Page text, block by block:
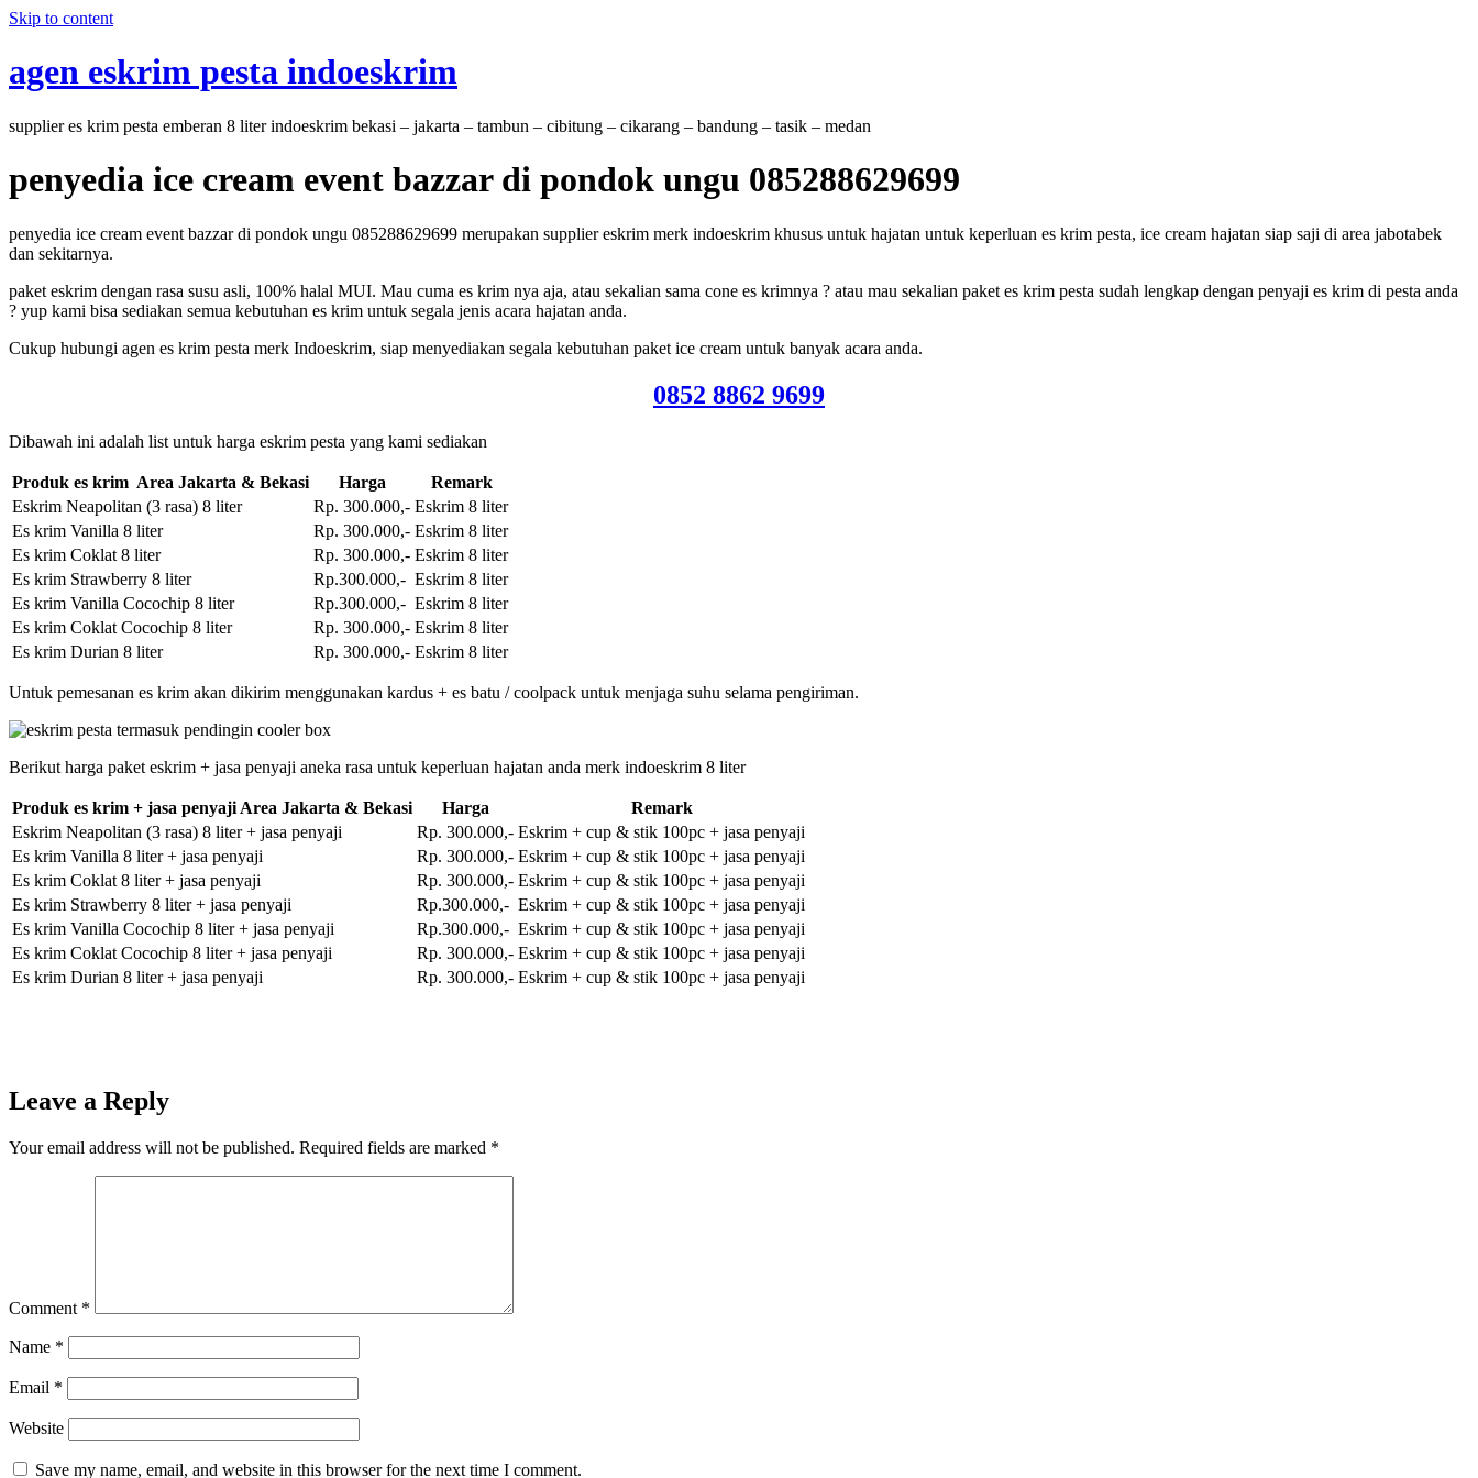
Skip to content
agen eskrim pesta indoeskrim
supplier es krim pesta emberan 8 liter indoeskrim bekasi – jakarta – tambun – cibitung – cikarang – bandung – tasik – medan
penyedia ice cream event bazzar di pondok ungu 085288629699
penyedia ice cream event bazzar di pondok ungu 085288629699 merupakan supplier eskrim merk indoeskrim khusus untuk hajatan untuk keperluan es krim pesta, ice cream hajatan siap saji di area jabotabek
dan sekitarnya.
paket eskrim dengan rasa susu asli, 100% halal MUI. Mau cuma es krim nya aja, atau sekalian sama cone es krimnya ? atau mau sekalian paket es krim pesta sudah lengkap dengan penyaji es krim di pesta anda
? yup kami bisa sediakan semua kebutuhan es krim untuk segala jenis acara hajatan anda.
Cukup hubungi agen es krim pesta merk Indoeskrim, siap menyediakan segala kebutuhan paket ice cream untuk banyak acara anda.
0852 8862 9699
Dibawah ini adalah list untuk harga eskrim pesta yang kami sediakan
Produk es krim Area Jakarta & Bekasi Harga
Remark
Eskrim Neapolitan (3 rasa) 8 liter
Rp. 300.000,- Eskrim 8 liter
Es krim Vanilla 8 liter
Rp. 300.000,- Eskrim 8 liter
Es krim Coklat 8 liter
Rp. 300.000,- Eskrim 8 liter
Es krim Strawberry 8 liter
Rp.300.000,- Eskrim 8 liter
Es krim Vanilla Cocochip 8 liter
Rp.300.000,- Eskrim 8 liter
Es krim Coklat Cocochip 8 liter
Rp. 300.000,- Eskrim 8 liter
Es krim Durian 8 liter
Rp. 300.000,- Eskrim 8 liter
Untuk pemesanan es krim akan dikirim menggunakan kardus + es batu / coolpack untuk menjaga suhu selama pengiriman.
Berikut harga paket eskrim + jasa penyaji aneka rasa untuk keperluan hajatan anda merk indoeskrim 8 liter
Produk es krim + jasa penyaji Area Jakarta & Bekasi Harga
Remark
Eskrim Neapolitan (3 rasa) 8 liter + jasa penyaji
Rp. 300.000,- Eskrim + cup & stik 100pc + jasa penyaji
Es krim Vanilla 8 liter + jasa penyaji
Rp. 300.000,- Eskrim + cup & stik 100pc + jasa penyaji
Es krim Coklat 8 liter + jasa penyaji
Rp. 300.000,- Eskrim + cup & stik 100pc + jasa penyaji
Es krim Strawberry 8 liter + jasa penyaji
Rp.300.000,- Eskrim + cup & stik 100pc + jasa penyaji
Es krim Vanilla Cocochip 8 liter + jasa penyaji
Rp.300.000,- Eskrim + cup & stik 100pc + jasa penyaji
Es krim Coklat Cocochip 8 liter + jasa penyaji
Rp. 300.000,- Eskrim + cup & stik 100pc + jasa penyaji
Es krim Durian 8 liter + jasa penyaji
Rp. 300.000,- Eskrim + cup & stik 100pc + jasa penyaji
Leave a Reply
Your email address will not be published. Required fields are marked *
Comment *
Name *
Email *
Website
Save my name, email, and website in this browser for the next time I comment.